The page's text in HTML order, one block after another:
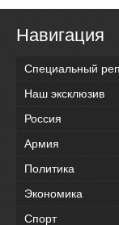
Навигация
Специальный
Наш эксклюзив
Россия
Армия
Политика
Экономика
Спорт